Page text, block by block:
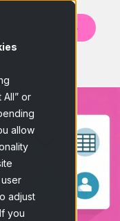
or
allow
adjust
you
Contáctanos